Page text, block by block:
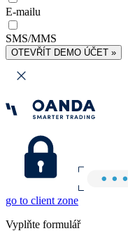
E-mailu
SMS/MMS
OTEVŘÍT DEMO ÚČET »
go to client zone
Vyplňte formulář